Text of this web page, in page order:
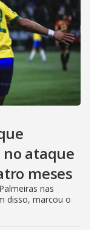
ataque
meses
nas
disso, marcou o